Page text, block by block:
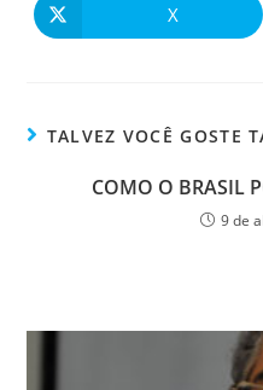
X
TALVEZ VOCÊ GOSTE
COMO O BRASIL
9 de